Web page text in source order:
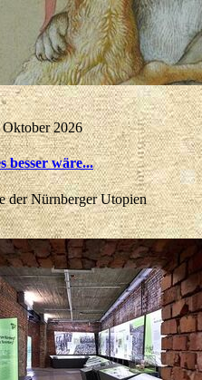
2026
besser wäre...
der Nürnberger Utopien